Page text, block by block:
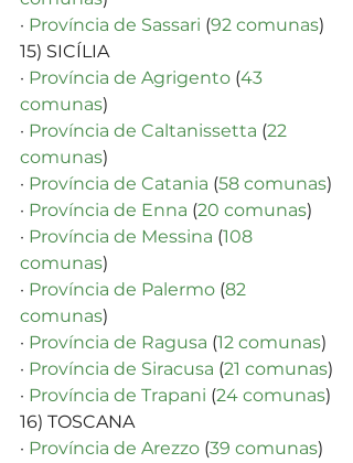
· Província de Sassari (92 comunas)
15) SICÍLIA
· Província de Agrigento (43
comunas)
· Província de Caltanissetta (22
comunas)
· Província de Catania (58 comunas)
· Província de Enna (20 comunas)
· Província de Messina (108
comunas)
· Província de Palermo (82
comunas)
· Província de Ragusa (12 comunas)
· Província de Siracusa (21 comunas)
· Província de Trapani (24 comunas)
16) TOSCANA
· Província de Arezzo (39 comunas)